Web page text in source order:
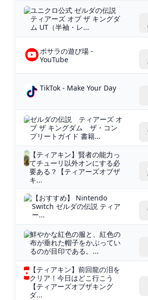
ユニクロ公式 ゼルダの伝説
ティアーズ オブ ザ キングダ
ム UT（半袖・レ...
ポサラの遊び場 -
YouTube
TikTok - Make Your Day
ゼルダの伝説 ティアーズ オ
ブ ザ キングダム ザ・コン
プリートガイド 書籍...
【ティアキン】賢者の能力っ
てチューリ以外オンにする必
要ある？【ティアーズオブザ
キ...
【おすすめ】 Nintendo
Switch ゼルダの伝説 ティア
ー...
鮮やかな紅色の服と、紅色の
布が垂れた帽子をかぶってい
るのが目印である。...
【ティアキン】前回龍の泪を
クリア！今日はどこ行こう
【ティアーズオブザキング
ダ...